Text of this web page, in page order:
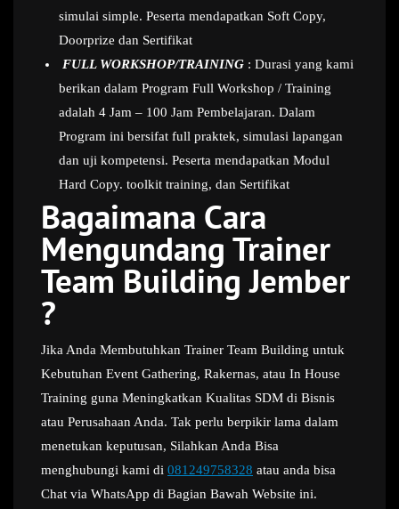
simulai simple. Peserta mendapatkan Soft Copy,
Doorprize dan Sertifikat
FULL WORKSHOP/TRAINING : Durasi yang kami
berikan dalam Program Full Workshop / Training
adalah 4 Jam – 100 Jam Pembelajaran. Dalam
Program ini bersifat full praktek, simulasi lapangan
dan uji kompetensi. Peserta mendapatkan Modul
Hard Copy. toolkit training, dan Sertifikat
Bagaimana Cara
Mengundang Trainer
Team Building Jember
?
Jika Anda Membutuhkan Trainer Team Building untuk
Kebutuhan Event Gathering, Rakernas, atau In House
Training guna Meningkatkan Kualitas SDM di Bisnis
atau Perusahaan Anda. Tak perlu berpikir lama dalam
menetukan keputusan, Silahkan Anda Bisa
menghubungi kami di 081249758328 atau anda bisa
Chat via WhatsApp di Bagian Bawah Website ini.